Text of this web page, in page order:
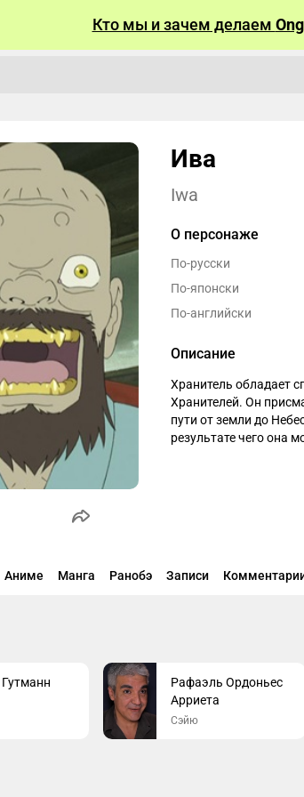
Кто мы и зачем делаем
Ива
Iwa
Описание
Хранитель обладает
Хранителей. Он
пути от земли до
результате чего она
О персонаже
По-русски
По-японски
По-английски
Аниме Манга Ранобэ Записи
Рафаэль Ордоньес
Арриета
Сэйю